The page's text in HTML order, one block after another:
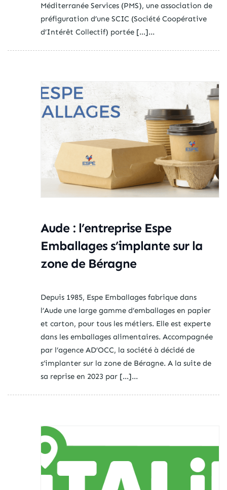
Méditerranée Services (PMS), une association de
préfiguration d’une SCIC (Société Coopérative
d’Intérêt Collectif) portée […]...
Aude : l’entreprise Espe
Emballages s’implante sur la
zone de Béragne
Depuis 1985, Espe Emballages fabrique dans
l’Aude une large gamme d’emballages en papier
et carton, pour tous les métiers. Elle est experte
dans les emballages alimentaires. Accompagnée
par l’agence AD’OCC, la société à décidé de
s’implanter sur la zone de Béragne. A la suite de
sa reprise en 2023 par […]...